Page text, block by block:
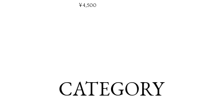
¥4,500
CATEGORY